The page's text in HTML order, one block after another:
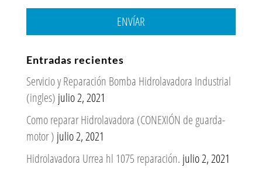
ENVÍAR
Entradas recientes
Servicio y Reparación Bomba Hidrolavadora Industrial
(ingles) julio 2, 2021
Como reparar Hidrolavadora (CONEXIÓN de guarda-
motor ) julio 2, 2021
Hidrolavadora Urrea hl 1075 reparación. julio 2, 2021